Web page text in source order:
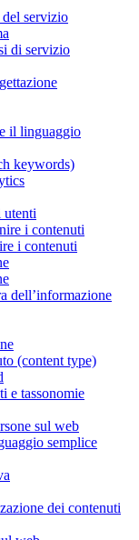
servizio
di servizio
il linguaggio
keywords)
utenti
i contenuti
i contenuti
dell’informazione
(content type)
e tassonomie
sul web
semplice
dei contenuti